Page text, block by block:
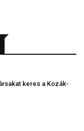
keres a Kozák-